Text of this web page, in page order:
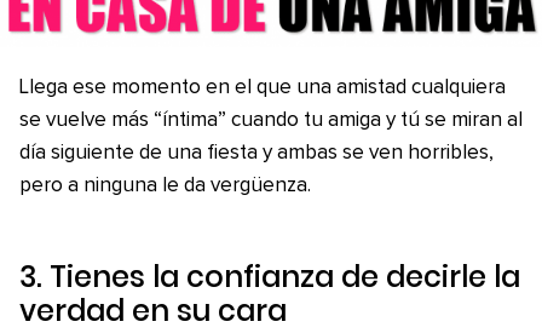
Llega ese momento en el que una amistad cualquiera
se vuelve más “íntima” cuando tu amiga y tú se miran al
día siguiente de una fiesta y ambas se ven horribles,
pero a ninguna le da vergüenza.
3. Tienes la confianza de decirle la
verdad en su cara